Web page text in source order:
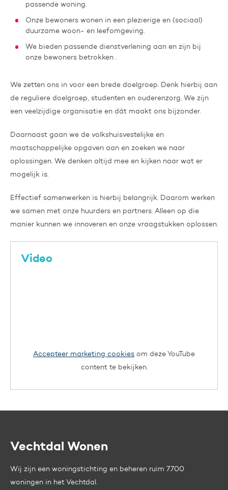
passende woning.
Onze bewoners wonen in een plezierige en (sociaal)
duurzame woon- en leefomgeving.
We bieden passende dienstverlening aan en zijn bij
onze bewoners betrokken .
We zetten ons in voor een brede doelgroep. Denk hierbij aan
de reguliere doelgroep, studenten en ouderenzorg. We zijn
een veelzijdige organisatie en dát maakt ons bijzonder.
Daarnaast gaan we de volkshuisvestelijke en
maatschappelijke opgaven aan en zoeken we naar
oplossingen. We denken altijd mee en kijken naar wat er
mogelijk is.
Effectief samenwerken is hierbij belangrijk. Daarom werken
we samen met onze huurders en partners. Alleen op die
manier kunnen we innoveren en onze vraagstukken oplossen.
Video
Accepteer marketing cookies om deze YouTube
content te bekijken.
Contactinformatie
Vechtdal Wonen
Wij zijn een woningstichting en beheren ruim 7.700
woningen in het Vechtdal.